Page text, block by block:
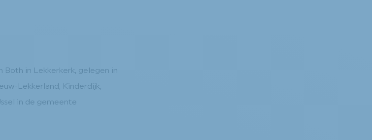
in Lekkerkerk, gelegen in
Lekkerland, Kinderdijk,
in de gemeente